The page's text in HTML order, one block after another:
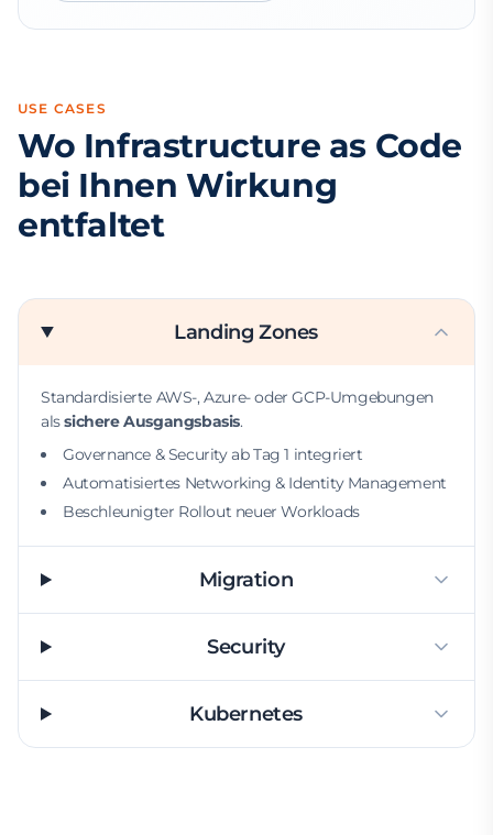
USE CASES
Wo Infrastructure as Code
bei Ihnen Wirkung
entfaltet
Landing Zones
Standardisierte AWS-, Azure- oder GCP-Umgebungen
alssichere Ausgangsbasis.
Governance & Security ab Tag 1 integriert
Automatisiertes Networking & Identity Management
Beschleunigter Rollout neuer Workloads
Migration
Security
Kubernetes